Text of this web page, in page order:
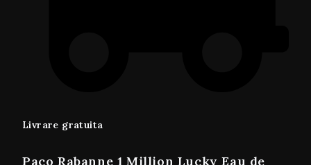
Livrare gratuita
Paco Rabanne 1 Million Lucky Eau de